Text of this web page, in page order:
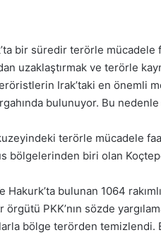
bir süredir terörle
uzaklaştırmak ve terörle
Irak’taki en önemli
bulunuyor. Bu nedenle
kuzeyindeki terörle mücadele
bölgelerinden biri olan
Hakurk’ta bulunan 1064
PKK’nın sözde
bölge terörden